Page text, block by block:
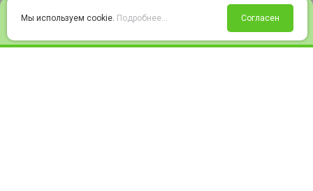
Войти Избранное Корзина
Мы используем cookie. Подробнее... Согласен